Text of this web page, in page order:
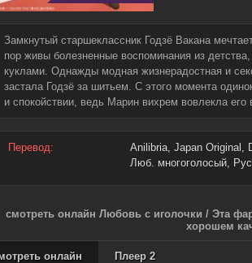
Замкнутый старшеклассник Годзё Вакана
пор живы болезненные воспоминания из
куклами. Однажды модная жизнерадостная и
застала Годзё за шитьем. С этого момента
и спокойствии, ведь Марин вихрем вовлекла его
Перевод:
Anilibria, Japan Original,
Люб. многоголосый,
смотреть онлайн Любовь с иголочки / Эта
хорошем
онлайн Плеер 2